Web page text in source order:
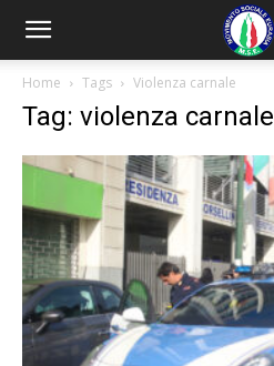
Home Tags Violenza carnale
Tag: violenza carnale